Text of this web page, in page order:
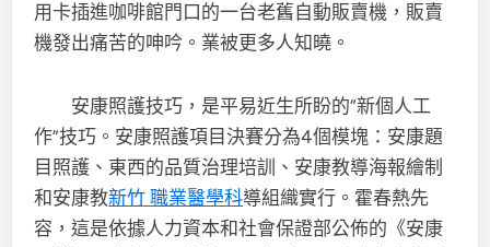
用卡插進咖啡館門口的一台老舊自動販賣機，販賣
機發出痛苦的呻吟。業被更多人知曉。
安康照護技巧，是平易近生所盼的“新個人工
作”技巧。安康照護項目決賽分為4個模塊：安康題
目照護、東西的品質治理培訓、安康教導海報繪制
和安康教新竹 職業醫學科導組織實行。霍春熱先
容，這是依據人力資本和社會保證部公佈的《安康